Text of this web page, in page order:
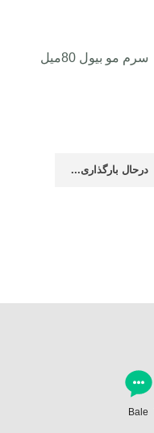
سرم مو بیول 80میل
درحال بارگذاری...
Bale